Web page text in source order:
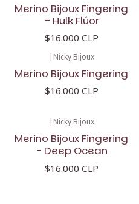
Merino Bijoux Fingering
- Hulk Flúor
$16.000 CLP
| Nicky Bijoux
Merino Bijoux Fingering
$16.000 CLP
| Nicky Bijoux
Merino Bijoux Fingering
- Deep Ocean
$16.000 CLP